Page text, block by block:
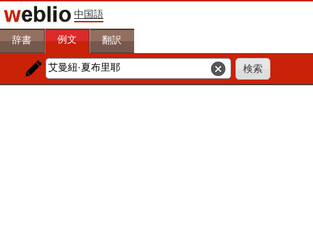
中国語
辞書 例文 翻訳